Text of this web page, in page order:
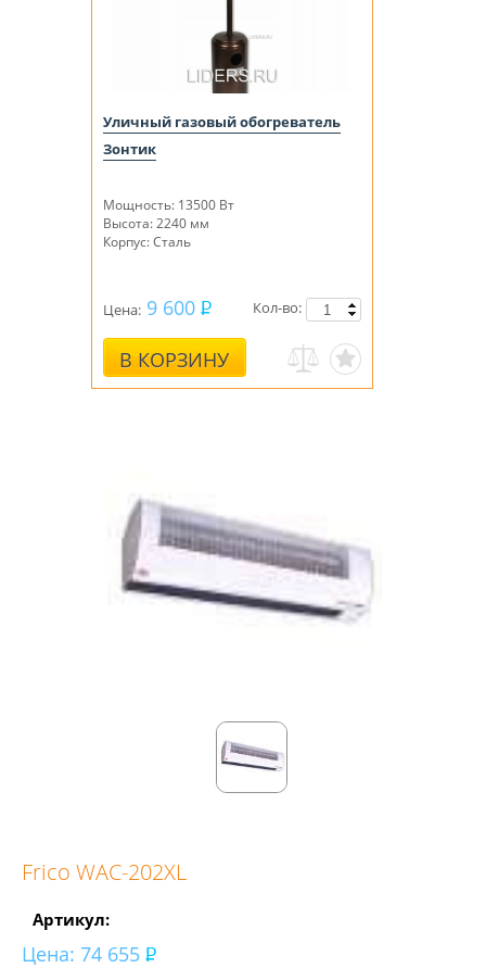
Уличный газовый обогреватель
Зонтик
Мощность: 13500 Вт
Высота: 2240 мм
Корпус: Сталь
Цена: 9 600
В КОРЗИНУ
Кол-во:
Frico WAC-202XL
Артикул:
Цена: 74 655